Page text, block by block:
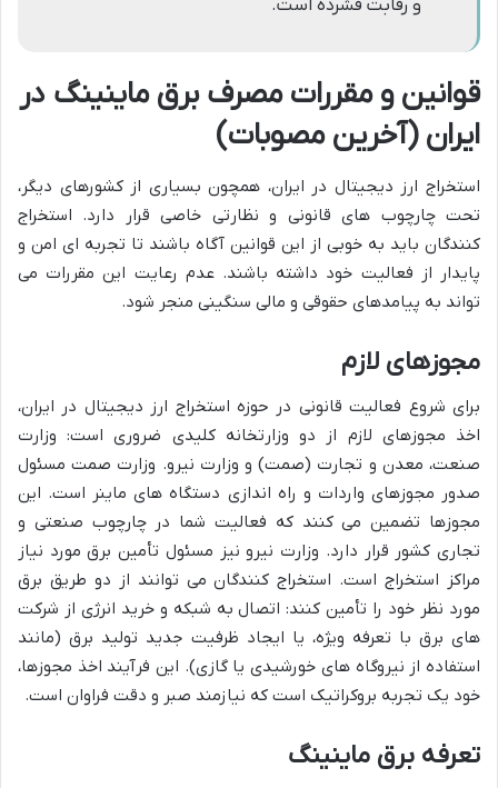
و رقابت فشرده است.
قوانین و مقررات مصرف برق ماینینگ در
ایران (آخرین مصوبات)
استخراج ارز دیجیتال در ایران، همچون بسیاری از کشورهای دیگر،
تحت چارچوب های قانونی و نظارتی خاصی قرار دارد. استخراج
کنندگان باید به خوبی از این قوانین آگاه باشند تا تجربه ای امن و
پایدار از فعالیت خود داشته باشند. عدم رعایت این مقررات می
تواند به پیامدهای حقوقی و مالی سنگینی منجر شود.
مجوزهای لازم
برای شروع فعالیت قانونی در حوزه استخراج ارز دیجیتال در ایران،
اخذ مجوزهای لازم از دو وزارتخانه کلیدی ضروری است: وزارت
صنعت، معدن و تجارت (صمت) و وزارت نیرو. وزارت صمت مسئول
صدور مجوزهای واردات و راه اندازی دستگاه های ماینر است. این
مجوزها تضمین می کنند که فعالیت شما در چارچوب صنعتی و
تجاری کشور قرار دارد. وزارت نیرو نیز مسئول تأمین برق مورد نیاز
مراکز استخراج است. استخراج کنندگان می توانند از دو طریق برق
مورد نظر خود را تأمین کنند: اتصال به شبکه و خرید انرژی از شرکت
های برق با تعرفه ویژه، یا ایجاد ظرفیت جدید تولید برق (مانند
استفاده از نیروگاه های خورشیدی یا گازی). این فرآیند اخذ مجوزها،
خود یک تجربه بروکراتیک است که نیازمند صبر و دقت فراوان است.
تعرفه برق ماینینگ